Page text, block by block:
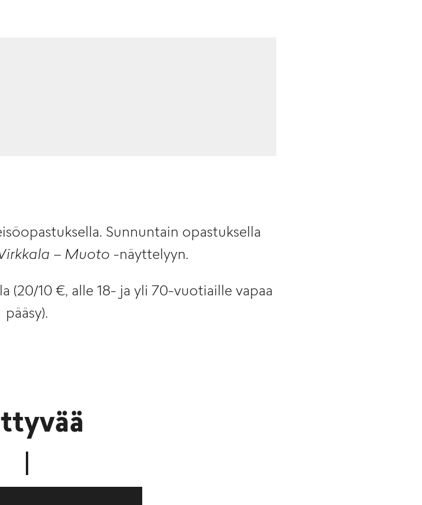
Sunnuntain opastuksella
– Muoto -näyttelyyn.
(20/10 €, alle 18- ja yli 70-vuotiaille vapaa
pääsy).